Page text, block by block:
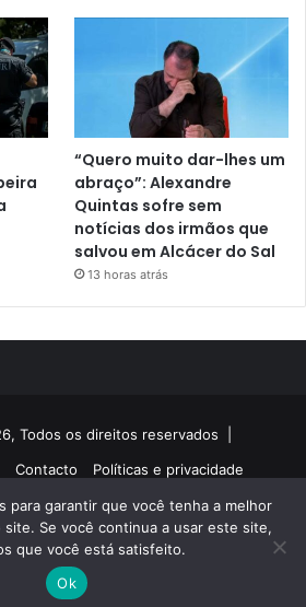
“Quero muito dar-lhes um
abraço”: Alexandre
Quintas sofre sem
notícias dos irmãos que
salvou em Alcácer do Sal
13 horas atrás
Todos os direitos reservados |
Contacto Políticas e privacidade
TwitterYouTubeInstagram
para garantir que você tenha a melhor
Se você continua a usar este site,
que você está satisfeito.
Ok